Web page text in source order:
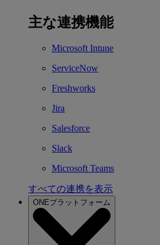
主な連携機能
Microsoft Intune
ServiceNow
Freshworks
Jira
Salesforce
Slack
Microsoft Teams
すべての連携を表示
ONEプラットフォーム